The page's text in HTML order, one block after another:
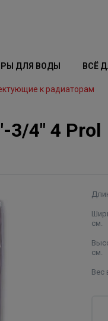
ДЛЯ ВОДЫ ВСЁ
к радиаторам
3/4" 4 Prol
см.
см.
Вес